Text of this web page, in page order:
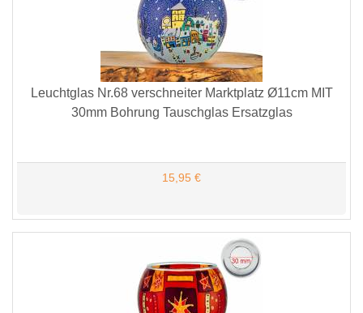
Leuchtglas Nr.68 verschneiter Marktplatz Ø11cm MIT
30mm Bohrung Tauschglas Ersatzglas
15,95 €